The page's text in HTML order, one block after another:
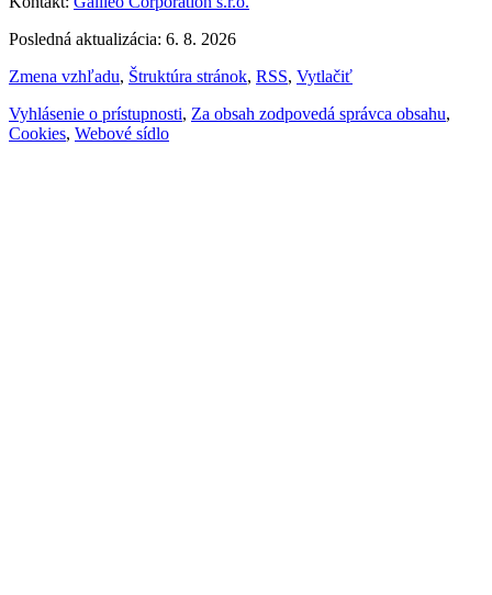
Posledná aktualizácia: 6. 8. 2026
Zmena vzhľadu, Štruktúra stránok, RSS, Vytlačiť
Vyhlásenie o prístupnosti, Za obsah zodpovedá správca obsahu,
Cookies, Webové sídlo